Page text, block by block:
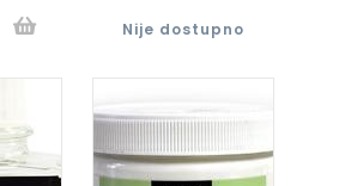
Nije dostupno